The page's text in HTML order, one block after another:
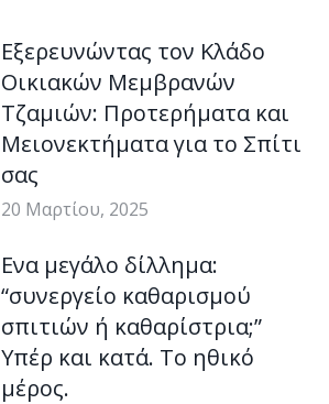
Εξερευνώντας τον Κλάδο
Οικιακών Μεμβρανών
Τζαμιών: Προτερήματα και
Μειονεκτήματα για το Σπίτι
σας
20 Μαρτίου, 2025
Ενα μεγάλο δίλλημα:
“συνεργείο καθαρισμού
σπιτιών ή καθαρίστρια;”
Υπέρ και κατά. Το ηθικό
μέρος.